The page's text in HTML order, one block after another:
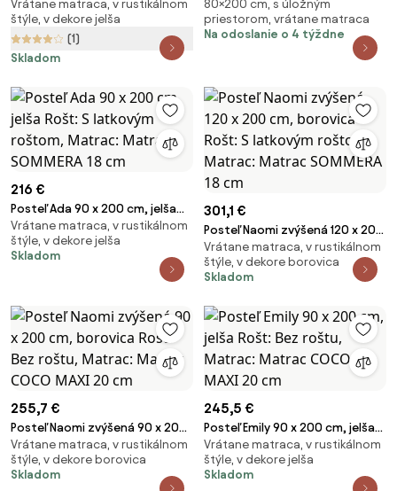
Rošt: S latkovým roštom,
Matrac: Matrac SOMMERA 18
cm
Vrátane matraca, v rustikálnom
štýle, v dekore jelša
(1)
Skladom
Rošt: S latkovým roštom,
Matrac: Matrac DELUXE 10 cm
80×200 cm, s úložným
priestorom, vrátane matraca
Na odoslanie o 4 týždne
216 €
Posteľ Ada 90 x 200 cm, jelša
Rošt: S latkovým roštom,
Matrac: Matrac SOMMERA 18
cm
Vrátane matraca, v rustikálnom
štýle, v dekore jelša
Skladom
301,1 €
Posteľ Naomi zvýšená 120 x 200
cm, borovica Rošt: S latkovým
roštom, Matrac: Matrac
SOMMERA 18 cm
Vrátane matraca, v rustikálnom
štýle, v dekore borovica
Skladom
255,7 €
Posteľ Naomi zvýšená 90 x 200
cm, borovica Rošt: Bez roštu,
Matrac: Matrac COCO MAXI 20
cm
Vrátane matraca, v rustikálnom
štýle, v dekore borovica
Skladom
245,5 €
Posteľ Emily 90 x 200 cm, jelša
Rošt: Bez roštu, Matrac:
Matrac COCO MAXI 20 cm
Vrátane matraca, v rustikálnom
štýle, v dekore jelša
Skladom